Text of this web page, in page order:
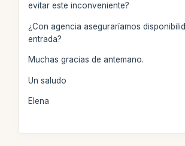
evitar este inconveniente?
¿Con agencia aseguraríamos
entrada?
Muchas gracias de antemano.
Un saludo
Elena